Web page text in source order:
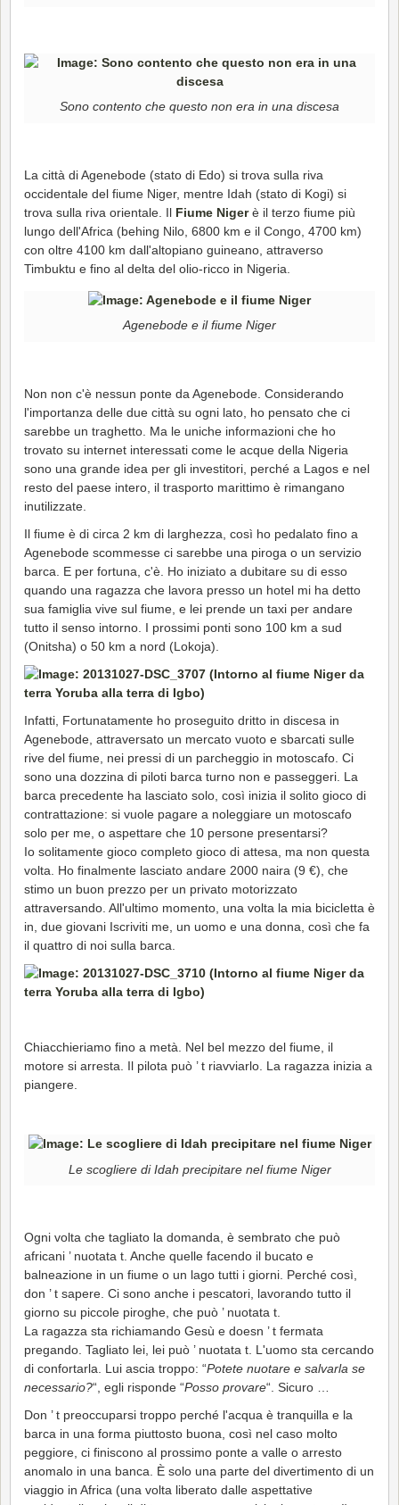
Sono contento che questo non era in una discesa
La città di Agenebode (stato di Edo) si trova sulla riva
occidentale del fiume Niger, mentre Idah (stato di Kogi) si
trova sulla riva orientale. Il Fiume Nigerè il terzo fiume più
lungo dell'Africa (behing Nilo, 6800 km e il Congo, 4700 km)
con oltre 4100 km dall'altopiano guineano, attraverso
Timbuktu e fino al delta del olio-ricco in Nigeria.
Agenebode e il fiume Niger
Non non c'è nessun ponte da Agenebode. Considerando
l'importanza delle due città su ogni lato, ho pensato che ci
sarebbe un traghetto. Ma le uniche informazioni che ho
trovato su internet interessati come le acque della Nigeria
sono una grande idea per gli investitori, perché a Lagos e nel
resto del paese intero, il trasporto marittimo è rimangano
inutilizzate.
Il fiume è di circa 2 km di larghezza, così ho pedalato fino a
Agenebode scommesse ci sarebbe una piroga o un servizio
barca. E per fortuna, c'è. Ho iniziato a dubitare su di esso
quando una ragazza che lavora presso un hotel mi ha detto
sua famiglia vive sul fiume, e lei prende un taxi per andare
tutto il senso intorno. I prossimi ponti sono 100 km a sud
(Onitsha) o 50 km a nord (Lokoja).
Infatti, Fortunatamente ho proseguito dritto in discesa in
Agenebode, attraversato un mercato vuoto e sbarcati sulle
rive del fiume, nei pressi di un parcheggio in motoscafo. Ci
sono una dozzina di piloti barca turno non e passeggeri. La
barca precedente ha lasciato solo, così inizia il solito gioco di
contrattazione: si vuole pagare a noleggiare un motoscafo
solo per me, o aspettare che 10 persone presentarsi?
Io solitamente gioco completo gioco di attesa, ma non questa
volta. Ho finalmente lasciato andare 2000 naira (9 €), che
stimo un buon prezzo per un privato motorizzato
attraversando. All'ultimo momento, una volta la mia bicicletta è
in, due giovani Iscriviti me, un uomo e una donna, così che fa
il quattro di noi sulla barca.
Chiacchieriamo fino a metà. Nel bel mezzo del fiume, il
motore si arresta. Il pilota può ’ t riavviarlo. La ragazza inizia a
piangere.
Le scogliere di Idah precipitare nel fiume Niger
Ogni volta che tagliato la domanda, è sembrato che può
africani ’ nuotata t. Anche quelle facendo il bucato e
balneazione in un fiume o un lago tutti i giorni. Perché così,
don ’ t sapere. Ci sono anche i pescatori, lavorando tutto il
giorno su piccole piroghe, che può ’ nuotata t.
La ragazza sta richiamando Gesù e doesn ’ t fermata
pregando. Tagliato lei, lei può ’ nuotata t. L'uomo sta cercando
di confortarla. Lui ascia troppo: “Potete nuotare e salvarla se
necessario?“, egli risponde “Posso provare“. Sicuro …
Don ’ t preoccuparsi troppo perché l'acqua è tranquilla e la
barca in una forma piuttosto buona, così nel caso molto
peggiore, ci finiscono al prossimo ponte a valle o arresto
anomalo in una banca. È solo una parte del divertimento di un
viaggio in Africa (una volta liberato dalle aspettative